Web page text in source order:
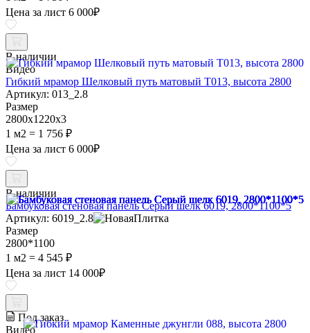
Цена за лист 6 000₽
В наличии
Видео
Гибкий мрамор Шелковый путь матовый Т013, высота 2800
Артикул: 013_2.8
Размер
2800х1220х3
1 м2 = 1 756 ₽
Цена за лист 6 000₽
В наличии
Бамбуковая стеновая панель Серый шелк 6019, 2800*1100*5
Артикул: 6019_2.8
Размер
2800*1100
1 м2 = 4 545 ₽
Цена за лист 14 000₽
Под заказ
Видео